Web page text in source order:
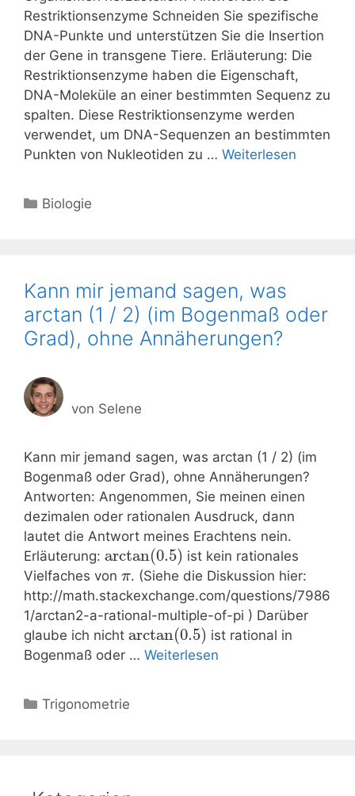
Restriktionsenzyme Schneiden Sie spezifische
DNA-Punkte und unterstützen Sie die Insertion
der Gene in transgene Tiere. Erläuterung: Die
Restriktionsenzyme haben die Eigenschaft,
DNA-Moleküle an einer bestimmten Sequenz zu
spalten. Diese Restriktionsenzyme werden
verwendet, um DNA-Sequenzen an bestimmten
Punkten von Nukleotiden zu … Weiterlesen
Kategorien
Biologie
Kann mir jemand sagen, was
arctan (1 / 2) (im Bogenmaß oder
Grad), ohne Annäherungen?
von Selene
Kann mir jemand sagen, was arctan (1 / 2) (im
Bogenmaß oder Grad), ohne Annäherungen?
Antworten: Angenommen, Sie meinen einen
dezimalen oder rationalen Ausdruck, dann
lautet die Antwort meines Erachtens nein.
Erläuterung: arctan(0.5) ist kein rationales
Vielfaches von π. (Siehe die Diskussion hier:
http://math.stackexchange.com/questions/7986
1/arctan2-a-rational-multiple-of-pi ) Darüber
glaube ich nicht arctan(0.5) ist rational in
Bogenmaß oder … Weiterlesen
Kategorien
Trigonometrie